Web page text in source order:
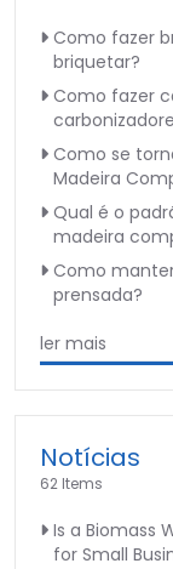
Como fazer
briquetar?
Como fazer
Como se
Madeira
Qual é o
madeira
Como
prensada?
ler mais
Notícias
62 Items
Is a Biomass
for Small